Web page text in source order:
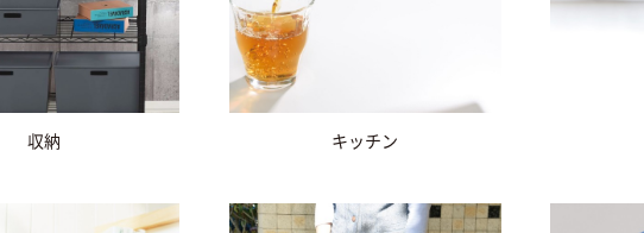
収納 キッチン